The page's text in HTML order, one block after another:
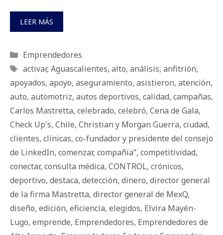
LEER MÁS
Categorías
Emprendedores
Etiquetas
activar, Aguascalientes, alto, análisis, anfitrión,
apoyados, apoyo, aseguramiento, asistieron, atención,
auto, automotriz, autos deportivos, calidad, campañas,
Carlos Mastretta, celebrado, celebró, Cena de Gala,
Check Up's, Chile, Christian y Morgan Guerra, ciudad,
clientes, clínicas, co-fundador y presidente del consejo
de LinkedIn, comenzar, compañía”, competitividad,
conectar, consulta médica, CONTROL, crónicos,
deportivo, destaca, detección, dinero, director general
de la firma Mastretta, director general de MexQ,
diseño, edición, eficiencia, elegidos, Elvira Mayén-
Lugo, emprende, Emprendedores, Emprendedores de